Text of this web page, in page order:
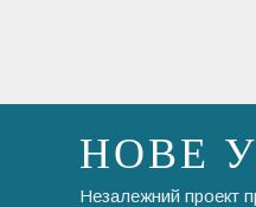
НОВЕ
Незалежний проект